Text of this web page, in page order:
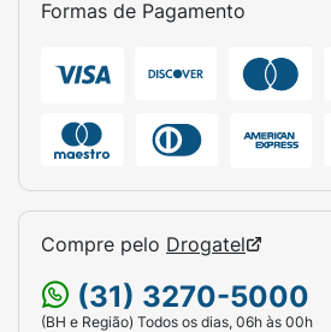
Formas de Pagamento
Compre pelo Drogatel
(31) 3270-5000
(BH e Região) Todos os dias, 06h às 00h